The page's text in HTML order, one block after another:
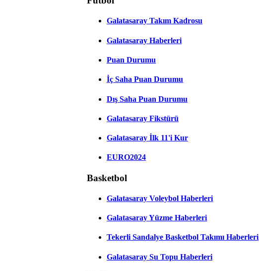
Galatasaray Takım Kadrosu
Galatasaray Haberleri
Puan Durumu
İç Saha Puan Durumu
Dış Saha Puan Durumu
Galatasaray Fikstürü
Galatasaray İlk 11'i Kur
EURO2024
Basketbol
Galatasaray Voleybol Haberleri
Galatasaray Yüzme Haberleri
Tekerli Sandalye Basketbol Takımı Haberleri
Galatasaray Su Topu Haberleri